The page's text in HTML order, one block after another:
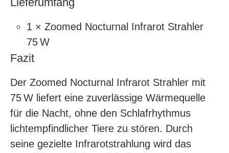
1 × Zoomed Nocturnal Infrarot Strahler
75 W
Fazit
Der Zoomed Nocturnal Infrarot Strahler mit
75 W liefert eine zuverlässige Wärmequelle
für die Nacht, ohne den Schlafrhythmus
lichtempfindlicher Tiere zu stören. Durch
seine gezielte Infrarotstrahlung wird das